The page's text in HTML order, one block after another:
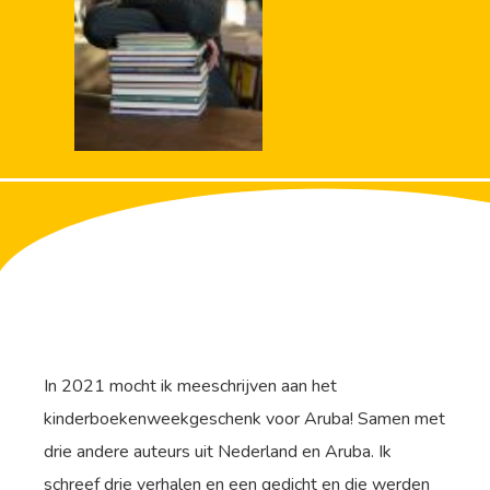
In 2021 mocht ik meeschrijven aan het
kinderboekenweekgeschenk voor Aruba! Samen met
drie andere auteurs uit Nederland en Aruba. Ik
schreef drie verhalen en een gedicht en die werden